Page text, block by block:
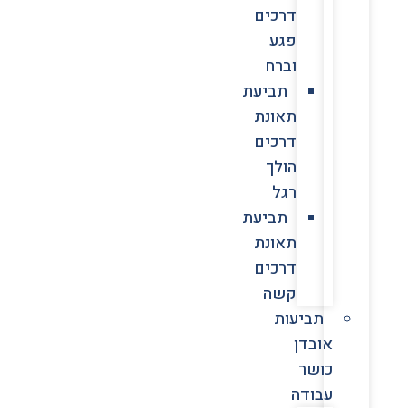
דרכים
פגע
וברח
תביעת
תאונת
דרכים
הולך
רגל
תביעת
תאונת
דרכים
קשה
תביעות
אובדן
כושר
עבודה